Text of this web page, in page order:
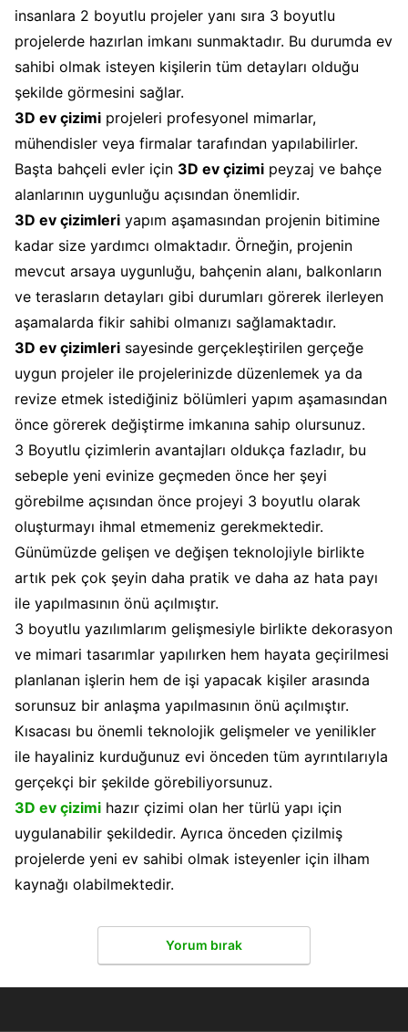
insanlara 2 boyutlu projeler yanı sıra 3 boyutlu
projelerde hazırlan imkanı sunmaktadır. Bu durumda ev
sahibi olmak isteyen kişilerin tüm detayları olduğu
şekilde görmesini sağlar.
3D ev çizimi projeleri profesyonel mimarlar,
mühendisler veya firmalar tarafından yapılabilirler.
Başta bahçeli evler için 3D ev çizimi peyzaj ve bahçe
alanlarının uygunluğu açısından önemlidir.
3D ev çizimleri yapım aşamasından projenin bitimine
kadar size yardımcı olmaktadır. Örneğin, projenin
mevcut arsaya uygunluğu, bahçenin alanı, balkonların
ve terasların detayları gibi durumları görerek ilerleyen
aşamalarda fikir sahibi olmanızı sağlamaktadır.
3D ev çizimleri sayesinde gerçekleştirilen gerçeğe
uygun projeler ile projelerinizde düzenlemek ya da
revize etmek istediğiniz bölümleri yapım aşamasından
önce görerek değiştirme imkanına sahip olursunuz.
3 Boyutlu çizimlerin avantajları oldukça fazladır, bu
sebeple yeni evinize geçmeden önce her şeyi
görebilme açısından önce projeyi 3 boyutlu olarak
oluşturmayı ihmal etmemeniz gerekmektedir.
Günümüzde gelişen ve değişen teknolojiyle birlikte
artık pek çok şeyin daha pratik ve daha az hata payı
ile yapılmasının önü açılmıştır.
3 boyutlu yazılımlarım gelişmesiyle birlikte dekorasyon
ve mimari tasarımlar yapılırken hem hayata geçirilmesi
planlanan işlerin hem de işi yapacak kişiler arasında
sorunsuz bir anlaşma yapılmasının önü açılmıştır.
Kısacası bu önemli teknolojik gelişmeler ve yenilikler
ile hayaliniz kurduğunuz evi önceden tüm ayrıntılarıyla
gerçekçi bir şekilde görebiliyorsunuz.
3D ev çizimi hazır çizimi olan her türlü yapı için
uygulanabilir şekildedir. Ayrıca önceden çizilmiş
projelerde yeni ev sahibi olmak isteyenler için ilham
kaynağı olabilmektedir.
Yorum bırak